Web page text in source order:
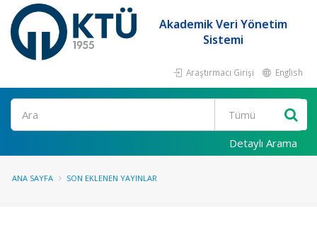
Akademik Veri Yönetim
Sistemi
Araştırmacı Girişi English
Ara
Detaylı Arama
ANA SAYFA SON EKLENEN YAYINLAR